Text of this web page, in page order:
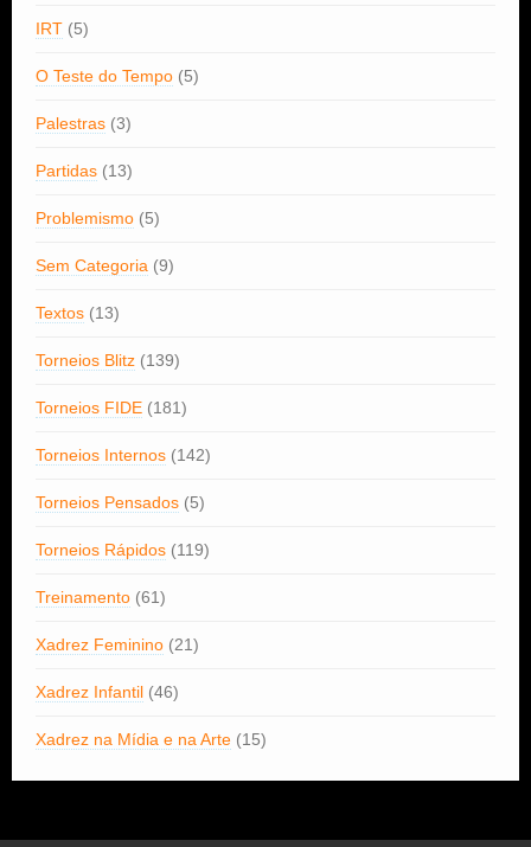
IRT (5)
O Teste do Tempo (5)
Palestras (3)
Partidas (13)
Problemismo (5)
Sem Categoria (9)
Textos (13)
Torneios Blitz (139)
Torneios FIDE (181)
Torneios Internos (142)
Torneios Pensados (5)
Torneios Rápidos (119)
Treinamento (61)
Xadrez Feminino (21)
Xadrez Infantil (46)
Xadrez na Mídia e na Arte (15)